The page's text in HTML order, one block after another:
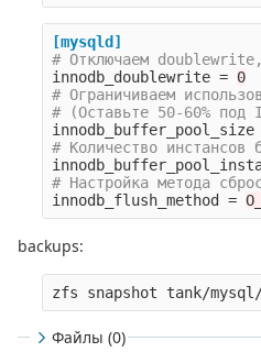
[mysqld]
innodb_doublewrite = 0
# Ограничиваем
innodb_buffer_pool_size
innodb_flush_method
=
backups:
zfs snapshot tank/mysql/
Файлы (0)